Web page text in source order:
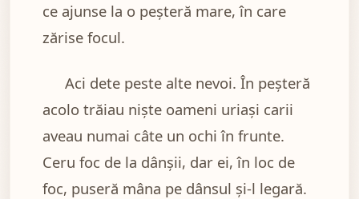
ce ajunse la o peşteră mare, în care
zărise focul.
Aci dete peste alte nevoi. În peşteră
acolo trăiau nişte oameni uriaşi carii
aveau numai câte un ochi în frunte.
Ceru foc de la dânşii, dar ei, în loc de
foc, puseră mâna pe dânsul şi-l legară.